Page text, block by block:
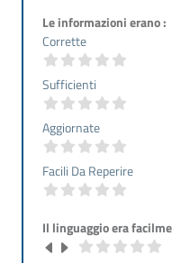
Le informazioni erano :
Corrette
Sufficienti
Aggiornate
Facili Da Reperire
Il linguaggio era